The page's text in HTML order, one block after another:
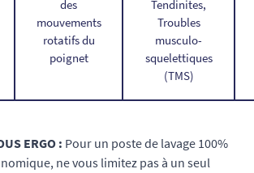
des
mouvements
rotatifs du
poignet
Tendinites,
Troubles
musculo-
squelettiques
(TMS)
ERGO : Pour un poste de lavage 100%
ne vous limitez pas à un seul